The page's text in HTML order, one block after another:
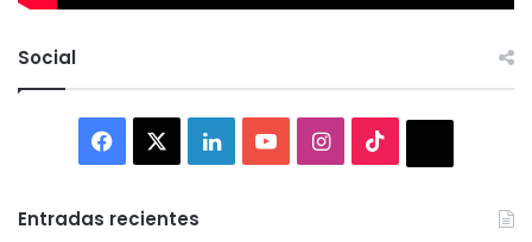
Social
Facebook LinkedInYouTubeInstagram
Entradas recientes